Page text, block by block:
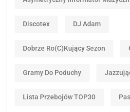
Discotex DJ Adam
Dobrze Ro(c)kujący Sezon
Gramy Do Poduchy
Lista Przebojów TOP30